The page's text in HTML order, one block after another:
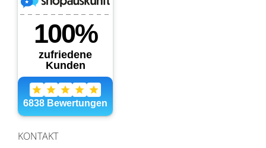
KONTAKT